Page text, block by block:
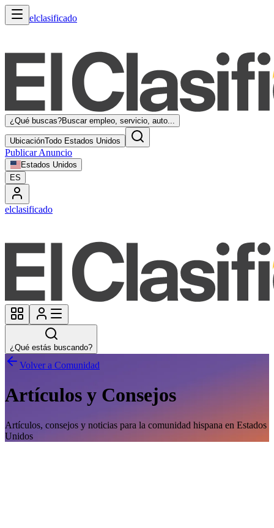
elclasificado
¿Qué buscas?Buscar empleo, servicio, auto...
UbicaciónTodo Estados Unidos
Publicar Anuncio
Estados Unidos
ES
elclasificado
¿Qué estás buscando?
Volver a Comunidad
Artículos y Consejos
Artículos, consejos y noticias para la comunidad hispana en Estados
Unidos